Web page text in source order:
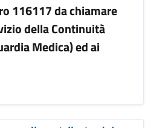
116117 da chiamare
della Continuità
Medica) ed ai